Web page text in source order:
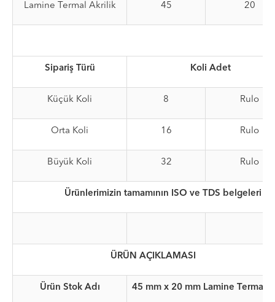
Lamine Termal Akrilik 45 20
Sipariş Türü Koli Adet
Küçük Koli 8 Rulo
Orta Koli 16 Rulo
Büyük Koli 32 Rulo
Ürünlerimizin tamamının ISO ve TDS belgeleri
ÜRÜN AÇIKLAMASI
Ürün Stok Adı 45 mm x 20 mm Lamine Termal